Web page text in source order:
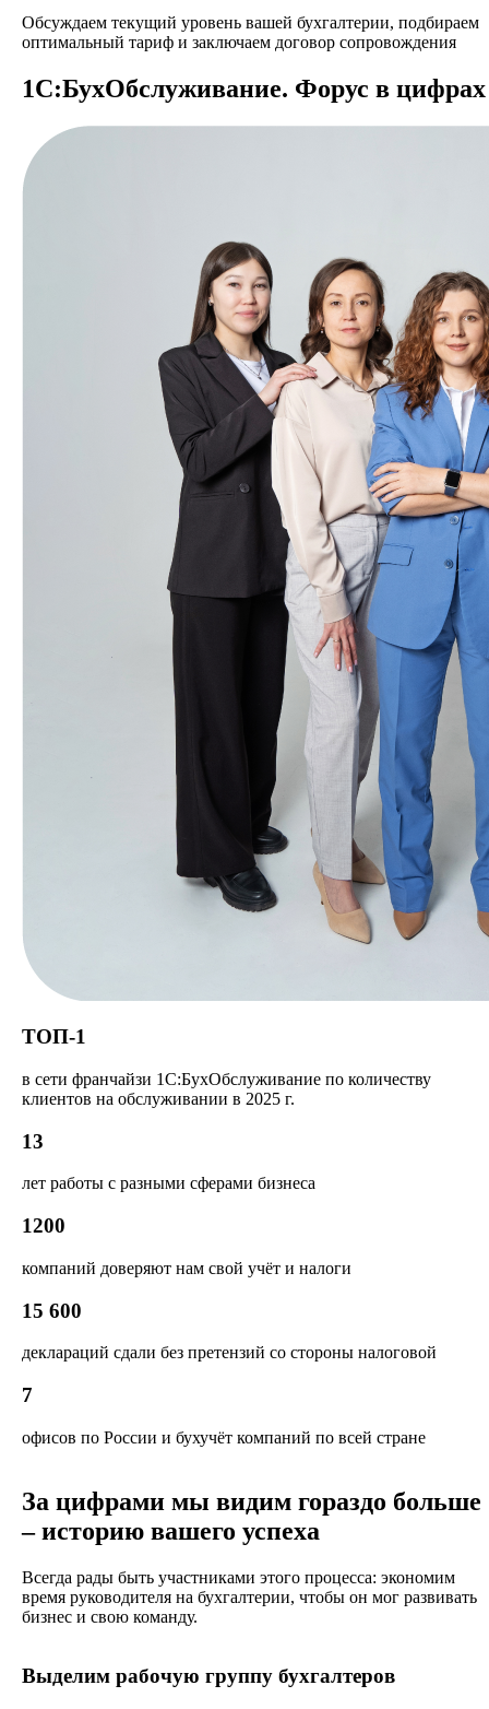
Обсуждаем текущий уровень вашей бухгалтерии, подбираем
оптимальный тариф и заключаем договор сопровождения
1С:БухОбслужи­вание. Форус в цифрах
ТОП-1
в сети франчайзи 1С:БухОбслуживание по количеству
клиентов на обслуживании в 2025 г.
13
лет работы с разными сферами бизнеса
1200
компаний доверяют нам свой учёт и налоги
15 600
деклараций сдали без претензий со стороны налоговой
7
офисов по России и бухучёт компаний по всей стране
За цифрами мы видим гораздо больше
– историю вашего успеха
Всегда рады быть участниками этого процесса: экономим
время руководителя на бухгалтерии, чтобы он мог развивать
бизнес и свою команду.
Выделим рабочую группу бухгалтеров